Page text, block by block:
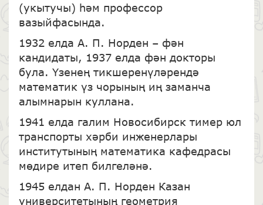
(укытучы) һәм профессор
вазыйфасында.
1932 елда А. П. Норден – фән
кандидаты, 1937 елда фән докторы
була. Үзенең тикшеренүләрендә
математик үз чорының иң заманча
алымнарын куллана.
1941 елда галим Новосибирск тимер юл
транспорты хәрби инженерлары
институтының математика кафедрасы
мөдире итеп билгеләнә.
1945 елдан А. П. Норден Казан
университетының геометрия